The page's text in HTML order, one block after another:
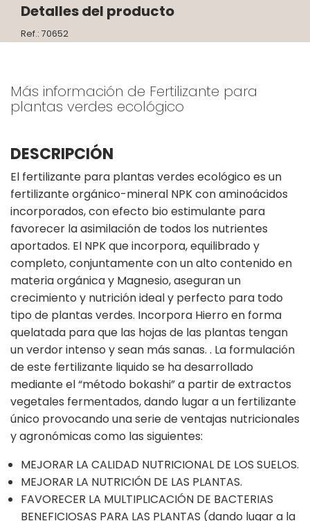
Detalles del producto
Ref.: 70652
Más información de Fertilizante para
plantas verdes ecológico
DESCRIPCIÓN
El fertilizante para plantas verdes ecológico es un
fertilizante orgánico-mineral NPK con aminoácidos
incorporados, con efecto bio estimulante para
favorecer la asimilación de todos los nutrientes
aportados. El NPK que incorpora, equilibrado y
completo, conjuntamente con un alto contenido en
materia orgánica y Magnesio, aseguran un
crecimiento y nutrición ideal y perfecto para todo
tipo de plantas verdes. Incorpora Hierro en forma
quelatada para que las hojas de las plantas tengan
un verdor intenso y sean más sanas. . La formulación
de este fertilizante liquido se ha desarrollado
mediante el “método bokashi” a partir de extractos
vegetales fermentados, dando lugar a un fertilizante
único provocando una serie de ventajas nutricionales
y agronómicas como las siguientes:
MEJORAR LA CALIDAD NUTRICIONAL DE LOS SUELOS.
MEJORAR LA NUTRICIÓN DE LAS PLANTAS.
FAVORECER LA MULTIPLICACIÓN DE BACTERIAS
BENEFICIOSAS PARA LAS PLANTAS (dando lugar a la